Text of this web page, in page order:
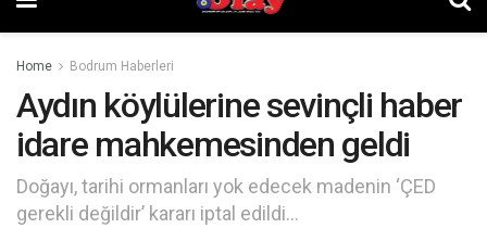
Home Bodrum Haberleri
Aydın köylülerine sevinçli haber
idare mahkemesinden geldi
Doğayı, tarihi ormanları yok edecek madenin ‘ÇED
gerekli değildir’ kararı iptal edildi…